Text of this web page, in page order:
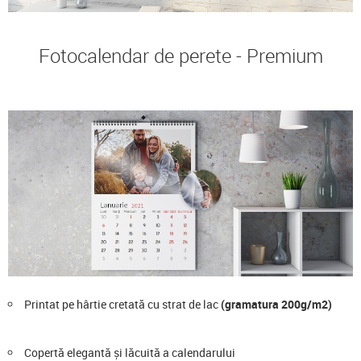
Fotocalendar de perete - Premium
Printat pe hârtie cretată cu strat de lac(gramatura 200g/m2)
Copertă elegantă și lăcuită a calendarului